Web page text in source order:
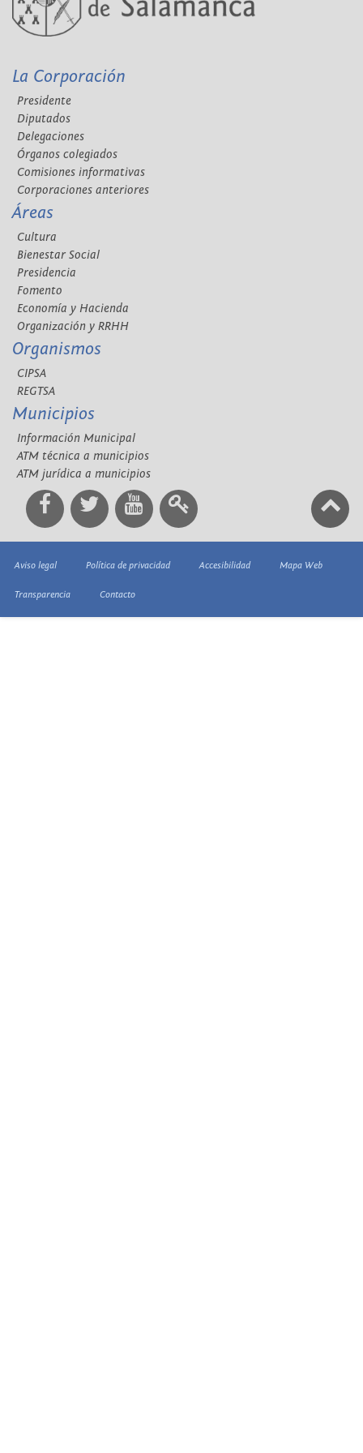
La Corporación
Presidente
Diputados
Delegaciones
Órganos colegiados
Comisiones informativas
Corporaciones anteriores
Áreas
Cultura
Bienestar Social
Presidencia
Fomento
Economía y Hacienda
Organización y RRHH
Organismos
CIPSA
REGTSA
Municipios
Información Municipal
ATM técnica a municipios
ATM jurídica a municipios
Aviso legal Política de privacidad Accesibilidad Mapa Web
Transparencia Contacto